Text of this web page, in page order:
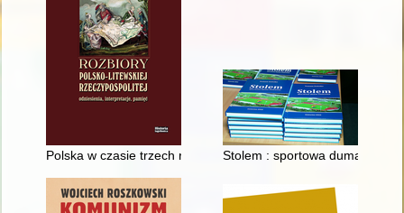
Polska w czasie trzech rozbiorów 1772-1799. Studia do
Stolem : sportowa duma